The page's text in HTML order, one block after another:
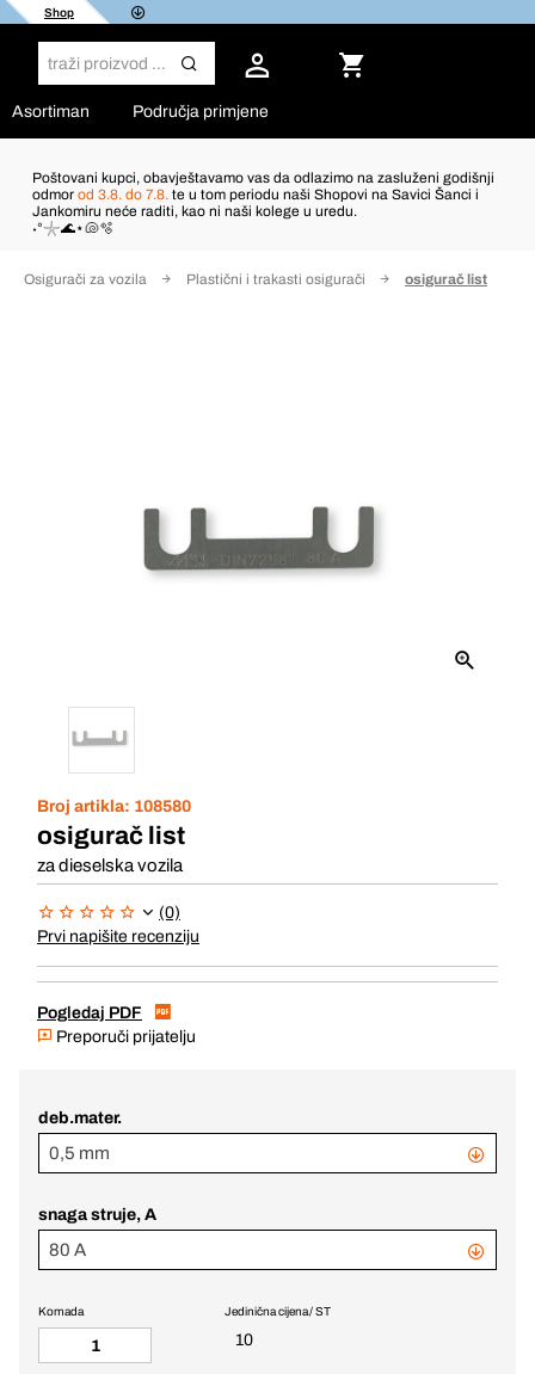
Shop
Asortiman Područja primjene
Poštovani kupci, obavještavamo vas da odlazimo na zasluženi godišnji
odmor od 3.8. do 7.8. te u tom periodu naši Shopovi na Savici Šanci i
Jankomiru neće raditi, kao ni naši kolege u uredu.
˖°𓇼🌊⋆🐚🫧
Osigurači za vozila Plastični i trakasti osigurači osigurač list
Broj artikla: 108580
osigurač list
za dieselska vozila
(0)
Prvi napišite recenziju
Pogledaj PDF
Preporuči prijatelju
deb.mater.
0,5 mm
snaga struje, A
80 A
Jedinična cijena / ST
10
Komada